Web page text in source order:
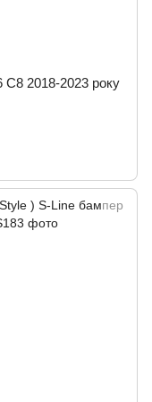
C8 2018-2023 року